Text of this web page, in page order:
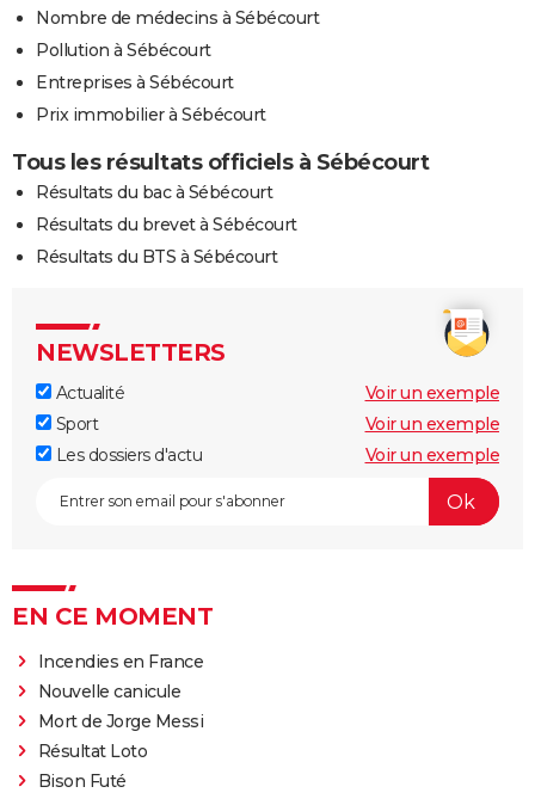
Nombre de médecins à Sébécourt
Pollution à Sébécourt
Entreprises à Sébécourt
Prix immobilier à Sébécourt
Tous les résultats officiels à Sébécourt
Résultats du bac à Sébécourt
Résultats du brevet à Sébécourt
Résultats du BTS à Sébécourt
NEWSLETTERS
Actualité
Voir un exemple
Sport
Voir un exemple
Les dossiers d'actu
Voir un exemple
EN CE MOMENT
Incendies en France
Nouvelle canicule
Mort de Jorge Messi
Résultat Loto
Bison Futé